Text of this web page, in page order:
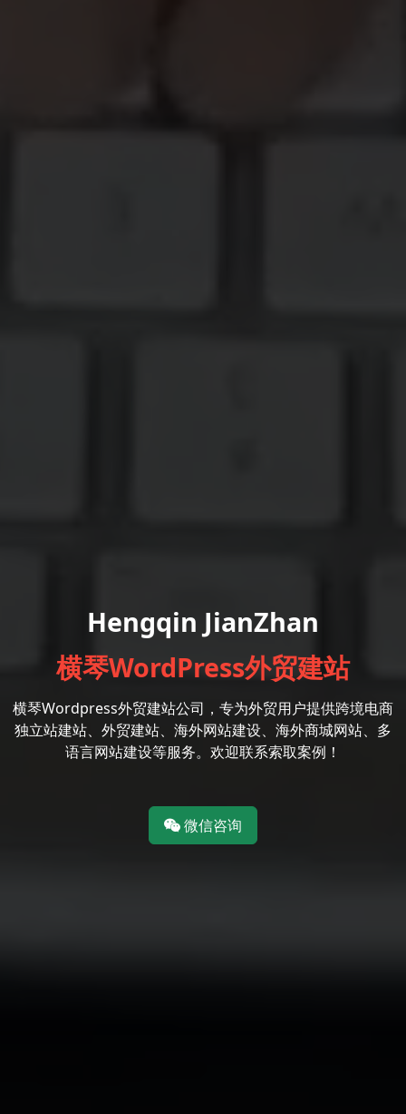
Hengqin JianZhan
横琴WordPress外贸建站
横琴Wordpress外贸建站公司，专为外贸用户提供跨境电商
独立站建站、外贸建站、海外网站建设、海外商城网站、多
语言网站建设等服务。欢迎联系索取案例！
微信咨询